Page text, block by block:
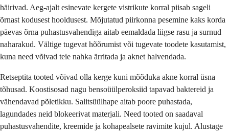
häirivad. Aeg-ajalt esinevate kergete vistrikute korral piisab sageli
õrnast kodusest hooldusest. Mõjutatud piirkonna pesemine kaks korda
päevas õrna puhastusvahendiga aitab eemaldada liigse rasu ja surnud
naharakud. Vältige tugevat hõõrumist või tugevate toodete kasutamist,
kuna need võivad teie nahka ärritada ja aknet halvendada.
Retseptita tooted võivad olla kerge kuni mõõduka akne korral üsna
tõhusad. Koostisosad nagu bensoüülperoksiid tapavad baktereid ja
vähendavad põletikku. Salitsüülhape aitab poore puhastada,
lagundades neid blokeerivat materjali. Need tooted on saadaval
puhastusvahendite, kreemide ja kohapealsete ravimite kujul. Alustage